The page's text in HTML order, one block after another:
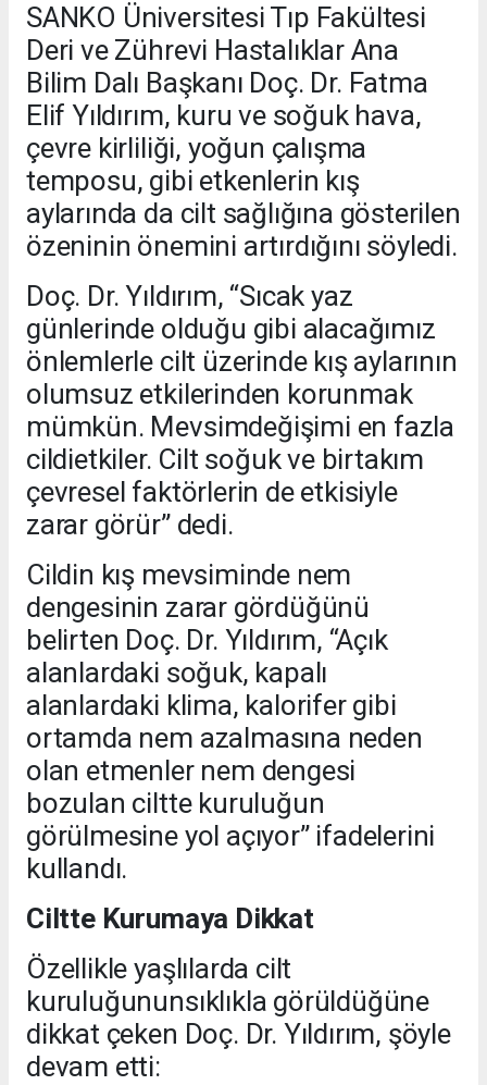
SANKO Üniversitesi Tıp Fakültesi
Deri ve Zührevi Hastalıklar Ana
Bilim Dalı Başkanı Doç. Dr. Fatma
Elif Yıldırım, kuru ve soğuk hava,
çevre kirliliği, yoğun çalışma
temposu, gibi etkenlerin kış
aylarında da cilt sağlığına gösterilen
özeninin önemini artırdığını söyledi.
Doç. Dr. Yıldırım, “Sıcak yaz
günlerinde olduğu gibi alacağımız
önlemlerle cilt üzerinde kış aylarının
olumsuz etkilerinden korunmak
mümkün. Mevsimdeğişimi en fazla
cildietkiler. Cilt soğuk ve birtakım
çevresel faktörlerin de etkisiyle
zarar görür” dedi.
Cildin kış mevsiminde nem
dengesinin zarar gördüğünü
belirten Doç. Dr. Yıldırım, “Açık
alanlardaki soğuk, kapalı
alanlardaki klima, kalorifer gibi
ortamda nem azalmasına neden
olan etmenler nem dengesi
bozulan ciltte kuruluğun
görülmesine yol açıyor” ifadelerini
kullandı.
Ciltte Kurumaya Dikkat
Özellikle yaşlılarda cilt
kuruluğununsıklıkla görüldüğüne
dikkat çeken Doç. Dr. Yıldırım, şöyle
devam etti: